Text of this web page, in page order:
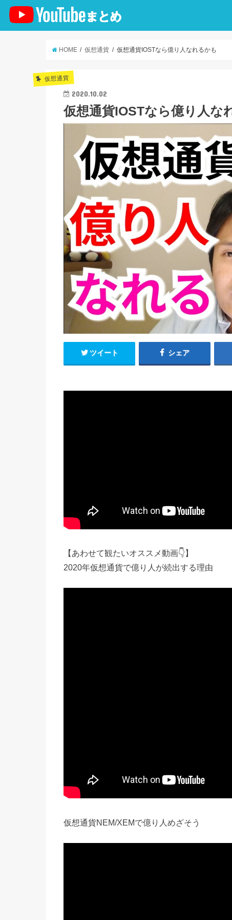
HOME 仮想通貨 仮想通貨IOSTなら億り人なれるかも
仮想通貨
2020.10.02
仮想通貨IOSTなら億り人な
ツイート シェア
【あわせて観たいオススメ動画👇】
2020年仮想通貨で億り人が続出する理由
仮想通貨NEM/XEMで億り人めざそう